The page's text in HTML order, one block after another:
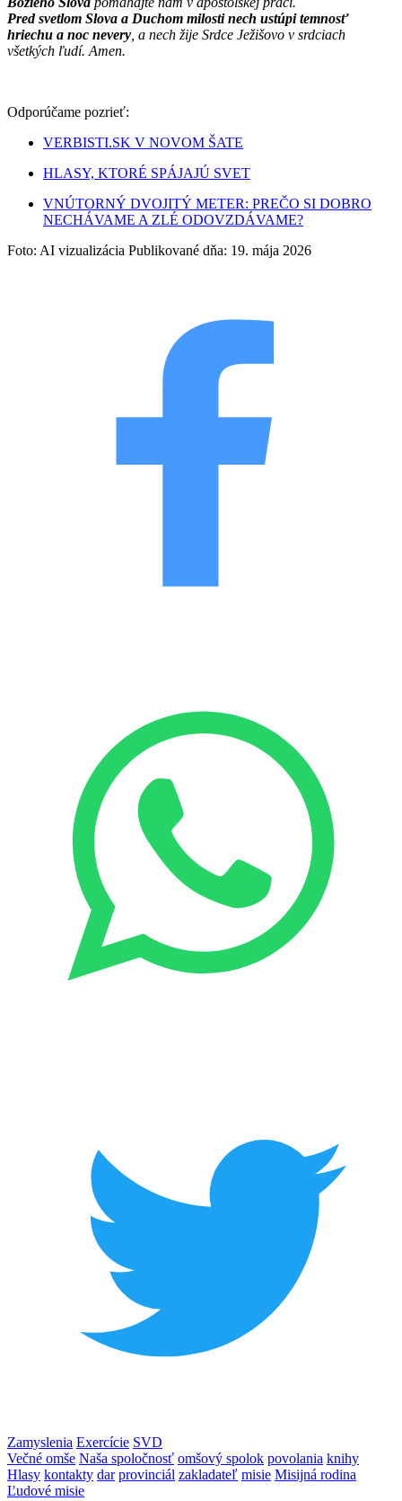
Pred svetlom Slova a Duchom milosti nech ustúpi temnosť
hriechu a noc nevery, a nech žije Srdce Ježišovo v srdciach
všetkých ľudí. Amen.
Odporúčame pozrieť:
VERBISTI.SK V NOVOM ŠATE
HLASY, KTORÉ SPÁJAJÚ SVET
VNÚTORNÝ DVOJITÝ METER: PREČO SI DOBRO
NECHÁVAME A ZLÉ ODOVZDÁVAME?
Foto: AI vizualizácia Publikované dňa: 19. mája 2026
Zamyslenia Exercície SVD
Večné omše Naša spoločnosť omšový spolok povolania knihy
Hlasy kontakty dar provinciál zakladateľ misie Misijná rodina
Ľudové misie